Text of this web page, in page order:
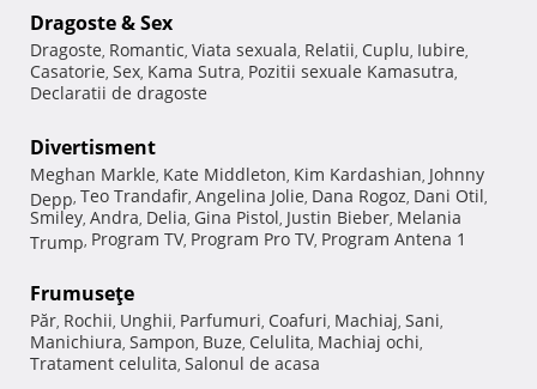
Dragoste & Sex
Dragoste, Romantic, Viata sexuala, Relatii, Cuplu, Iubire,
Casatorie, Sex, Kama Sutra, Pozitii sexuale Kamasutra,
Declaratii de dragoste
Divertisment
Meghan Markle, Kate Middleton, Kim Kardashian, Johnny
Depp, Teo Trandafir, Angelina Jolie, Dana Rogoz, Dani Otil,
Smiley, Andra, Delia, Gina Pistol, Justin Bieber, Melania
Trump, Program TV, Program Pro TV, Program Antena 1
Frumuseţe
Păr, Rochii, Unghii, Parfumuri, Coafuri, Machiaj, Sani,
Manichiura, Sampon, Buze, Celulita, Machiaj ochi,
Tratament celulita, Salonul de acasa